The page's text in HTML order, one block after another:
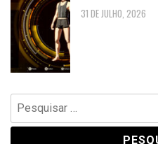
31 DE JULHO, 2026
Pesquisar
por: